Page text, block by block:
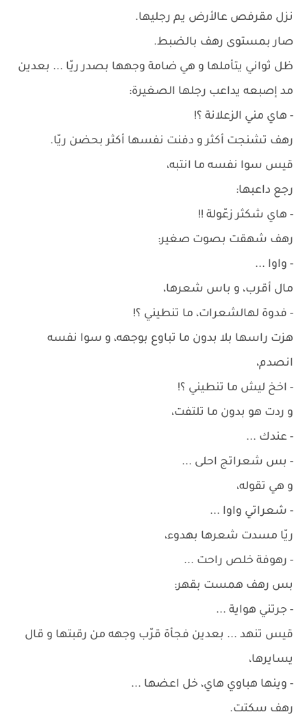
نزل مقرفص عالأرض يم رجليها.
صار بمستوى رهف بالضبط.
ظل ثواني يتأملها و هي ضامة وجهها بصدر ريّا ... بعدين
مد إصبعه يداعب رجلها الصغيرة:
- هاي مني الزعلانة ؟!
رهف تشنجت أكثر و دفنت نفسها أكثر بحضن ريّا.
قيس سوا نفسه ما انتبه،
رجع داعبها:
- هاي شكثر زعّولة !!
رهف شهقت بصوت صغير:
- واوا ...
مال أقرب، و باس شعرها،
- فدوة لهالشعرات، ما تنطيني ؟!
هزت راسها بلا بدون ما تباوع بوجهه، و سوا نفسه
انصدم،
- اخخ ليش ما تنطيني ؟!
و ردت هو بدون ما تلتفت،
- عندك ...
- بس شعراتج احلى ...
و هي تقوله،
- شعراتي واوا ...
ريّا مسدت شعرها بهدوء،
- رهوفة خلص راحت ...
بس رهف همست بقهر:
- جرتني هواية ...
قيس تنهد ... بعدين فجأة قرّب وجهه من رقبتها و قال
يسايرها،
- وينها هباوي هاي، خل اعضها ...
رهف سكتت.